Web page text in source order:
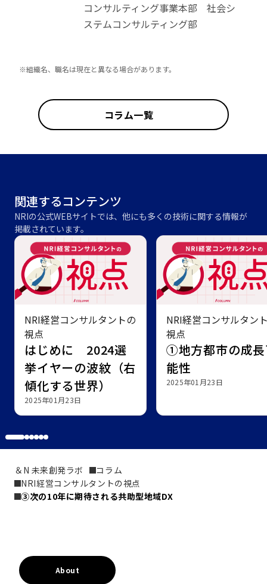
コンサルティング事業本部 社会シ
ステムコンサルティング部
※組織名、職名は現在と異なる場合があります。
コラム一覧
関連するコンテンツ
NRIの公式WEBサイトでは、他にも多くの技術に関する情報が
掲載されています。
NRI経営コンサルタントの
視点
はじめに 2024選
挙イヤーの波紋（右
傾化する世界）
2025年01月23日
NRI経営コンサルタン
視点
①地方都市の成
能性
2025年01月23日
＆N 未来創発ラボ
コラム
NRI経営コンサルタントの視点
③次の10年に期待される共助型地域DX
About